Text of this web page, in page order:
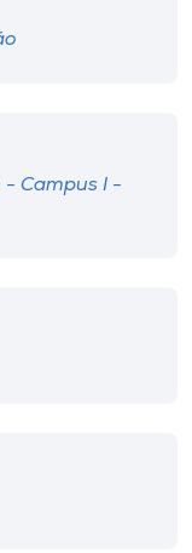
Campus I -